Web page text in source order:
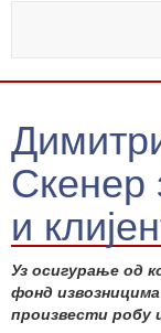
Скенер
и
Уз осигурање од
фонд
произвести робу